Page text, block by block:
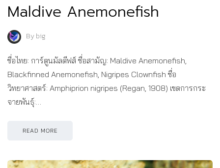
Maldive Anemonefish
Bybig
ชื่อไทย: การ์ตูนมัลดีฟส์ ชื่อสามัญ: Maldive Anemonefish,
Blackfinned Anemonefish, Nigripes Clownfish ชื่อ
วิทยาศาสตร์: Amphiprion nigripes (Regan, 1908) เขตการกระ
จายพันธุ์:…
READ MORE